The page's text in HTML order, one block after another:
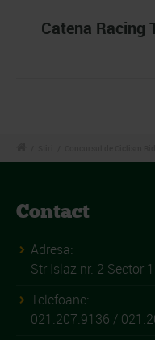
Catena Racing
Contact
Adresa:
Str Islaz nr. 2 Sector
Telefoane:
021.207.9136 /